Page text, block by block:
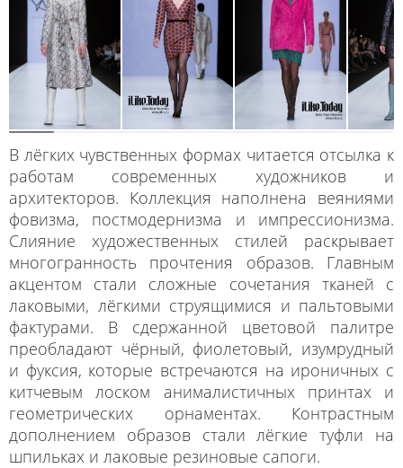
В лёгких чувственных формах читается отсылка к
работам современных художников и
архитекторов. Коллекция наполнена веяниями
фовизма, постмодернизма и импрессионизма.
Слияние художественных стилей раскрывает
многогранность прочтения образов. Главным
акцентом стали сложные сочетания тканей с
лаковыми, лёгкими струящимися и пальтовыми
фактурами. В сдержанной цветовой палитре
преобладают чёрный, фиолетовый, изумрудный
и фуксия, которые встречаются на ироничных с
китчевым лоском анималистичных принтах и
геометрических орнаментах. Контрастным
дополнением образов стали лёгкие туфли на
шпильках и лаковые резиновые сапоги.